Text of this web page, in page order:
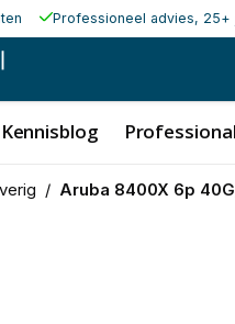
Professioneel advies, 25+
Kennisblog
/ Aruba 8400X 6p